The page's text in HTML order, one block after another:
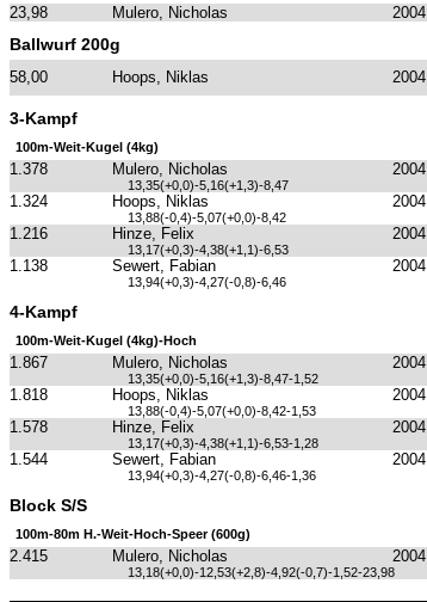
23,98 Mulero, Nicholas 2004
Ballwurf 200g
58,00 Hoops, Niklas 2004
3-Kampf
100m-Weit-Kugel (4kg)
1.378 Mulero, Nicholas 2004
13,35(+0,0)-5,16(+1,3)-8,47
1.324 Hoops, Niklas 2004
13,88(-0,4)-5,07(+0,0)-8,42
1.216 Hinze, Felix 2004
13,17(+0,3)-4,38(+1,1)-6,53
1.138 Sewert, Fabian 2004
13,94(+0,3)-4,27(-0,8)-6,46
4-Kampf
100m-Weit-Kugel (4kg)-Hoch
1.867 Mulero, Nicholas 2004
13,35(+0,0)-5,16(+1,3)-8,47-1,52
1.818 Hoops, Niklas 2004
13,88(-0,4)-5,07(+0,0)-8,42-1,53
1.578 Hinze, Felix 2004
13,17(+0,3)-4,38(+1,1)-6,53-1,28
1.544 Sewert, Fabian 2004
13,94(+0,3)-4,27(-0,8)-6,46-1,36
Block S/S
100m-80m H.-Weit-Hoch-Speer (600g)
2.415 Mulero, Nicholas 2004
13,18(+0,0)-12,53(+2,8)-4,92(-0,7)-1,52-23,98